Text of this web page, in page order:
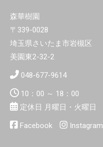
森華樹園
〒339-0028
埼玉県さいたま市岩槻区
美園東2-32-2
048-677-9614
10：00 ～ 18：00
定休日 月曜日・火曜日
Facebook Instagram